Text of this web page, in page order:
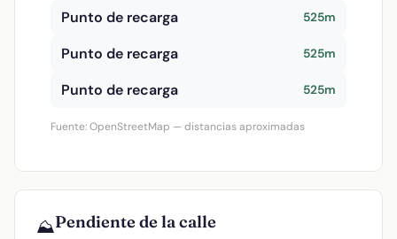
Punto de recarga 525m
Punto de recarga 525m
Punto de recarga 525m
Fuente: OpenStreetMap — distancias aproximadas
⛰️Pendiente de la calle